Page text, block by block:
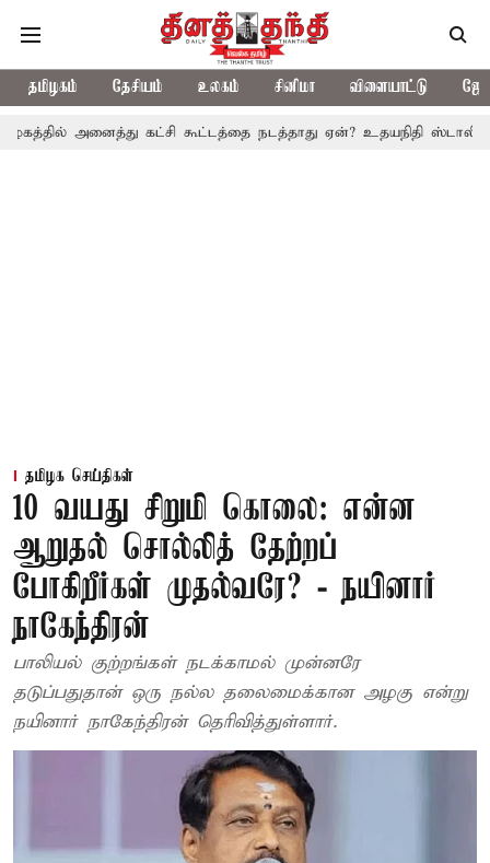
தமிழகம் தேசியம் உலகம் சினிமா விளையாட்டு
கட்சி கூட்டத்தை நடத்தாது ஏன்? உதயநிதி ஸ்டாலின் கேள்வி
தமிழக செய்திகள்
10 வயது சிறுமி கொலை: என்ன
ஆறுதல் சொல்லித் தேற்றப்
போகிறீர்கள் முதல்வரே? - நயினார்
நாகேந்திரன்
பாலியல் குற்றங்கள் நடக்காமல் முன்னரே
தடுப்பதுதான் ஒரு நல்ல தலைமைக்கான அழகு என்று
நயினார் நாகேந்திரன் தெரிவித்துள்ளார்.